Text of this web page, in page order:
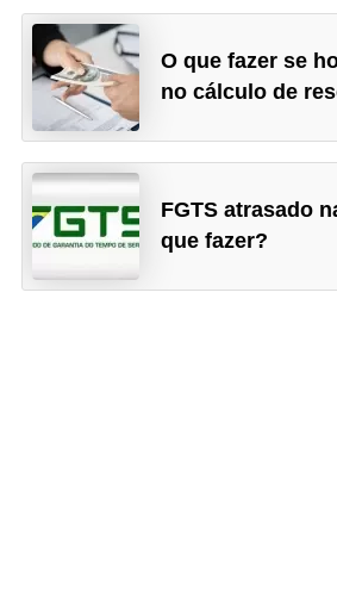
O que fazer se
no cálculo de
FGTS atrasado
que fazer?